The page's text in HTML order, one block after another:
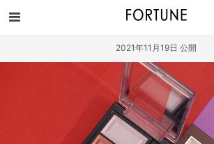
2021年11月19日 公開